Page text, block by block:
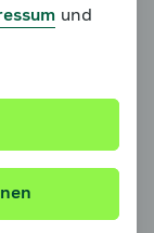
Wand und
Ihre
und die Knie
Bleiben Sie so,
und